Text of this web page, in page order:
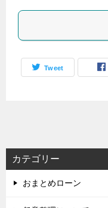
Tweet
カテゴリー
おまとめローン